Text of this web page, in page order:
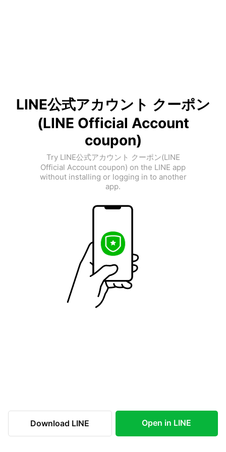
LINE公式アカウント クーポン
(LINE Official Account
coupon)
Try LINE公式アカウント クーポン(LINE
Official Account coupon) on the LINE app
without installing or logging in to another
app.
Download LINE Open in LINE